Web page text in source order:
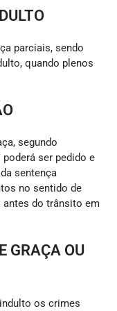
parciais, sendo
quando plenos
segundo
ser pedido e
sentença
no sentido de
antes do trânsito em
GRAÇA OU
os crimes